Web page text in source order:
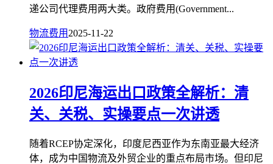
递公司代理费用两大类。政府费用(Government...
物流费用 2025-11-22
2026印尼海运出口政策全解析：清
关、关税、实操要点一次讲透
随着RCEP协定深化，印度尼西亚作为东南亚最大经济
体，成为中国物流及外贸企业的重点布局市场。但印尼